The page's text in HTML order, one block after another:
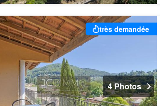
très demandée
4 Photos